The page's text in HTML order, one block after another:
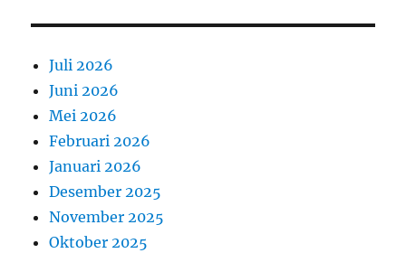
Juli 2026
Juni 2026
Mei 2026
Februari 2026
Januari 2026
Desember 2025
November 2025
Oktober 2025